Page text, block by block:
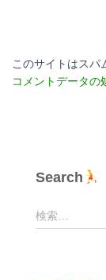
このサイトはスパ
コメントデータの
Search
検
索
検索…